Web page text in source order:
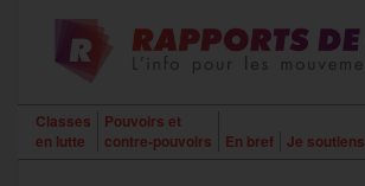
contenu
Classes
en lutte
Pouvoirs et
contre-pouvoirs
En bref Je soutiens